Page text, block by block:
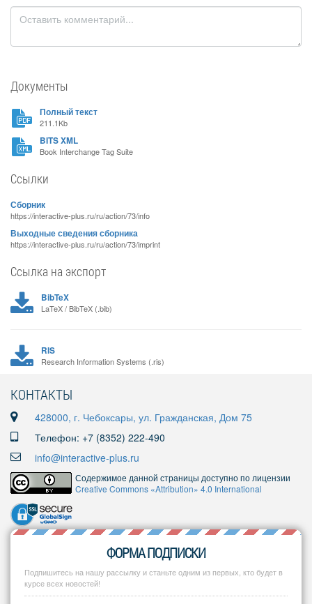
Документы
Полный текст
211.1Kb
BITS XML
Book Interchange Tag Suite
Ссылки
Сборник
https://interactive-plus.ru/ru/action/73/info
Выходные сведения сборника
https://interactive-plus.ru/ru/action/73/imprint
Ссылка на экспорт
BibTeX
LaTeX / BibTeX (.bib)
RIS
Research Information Systems (.ris)
КОНТАКТЫ
428000, г. Чебоксары, ул. Гражданская, Дом 75
Телефон: +7 (8352) 222-490
info@interactive-plus.ru
Содержимое данной страницы доступно по лицензии
Creative Commons «Attribution» 4.0 International
ФОРМА ПОДПИСКИ
Подпишитесь на нашу рассылку и станьте одним из первых, кто будет в
курсе всех новостей!